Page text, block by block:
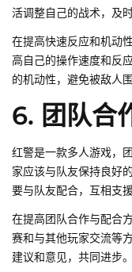
活调整自己的战术，及
在提高快速反应和机动
高自己的操作速度和反
的机动性，避免被敌人围
6. 团队合
红警是一款多人游戏，
家应该与队友保持良好
要与队友配合，互相支
在提高团队合作与配合
赛和与其他玩家交流等
建议和意见，共同进步。